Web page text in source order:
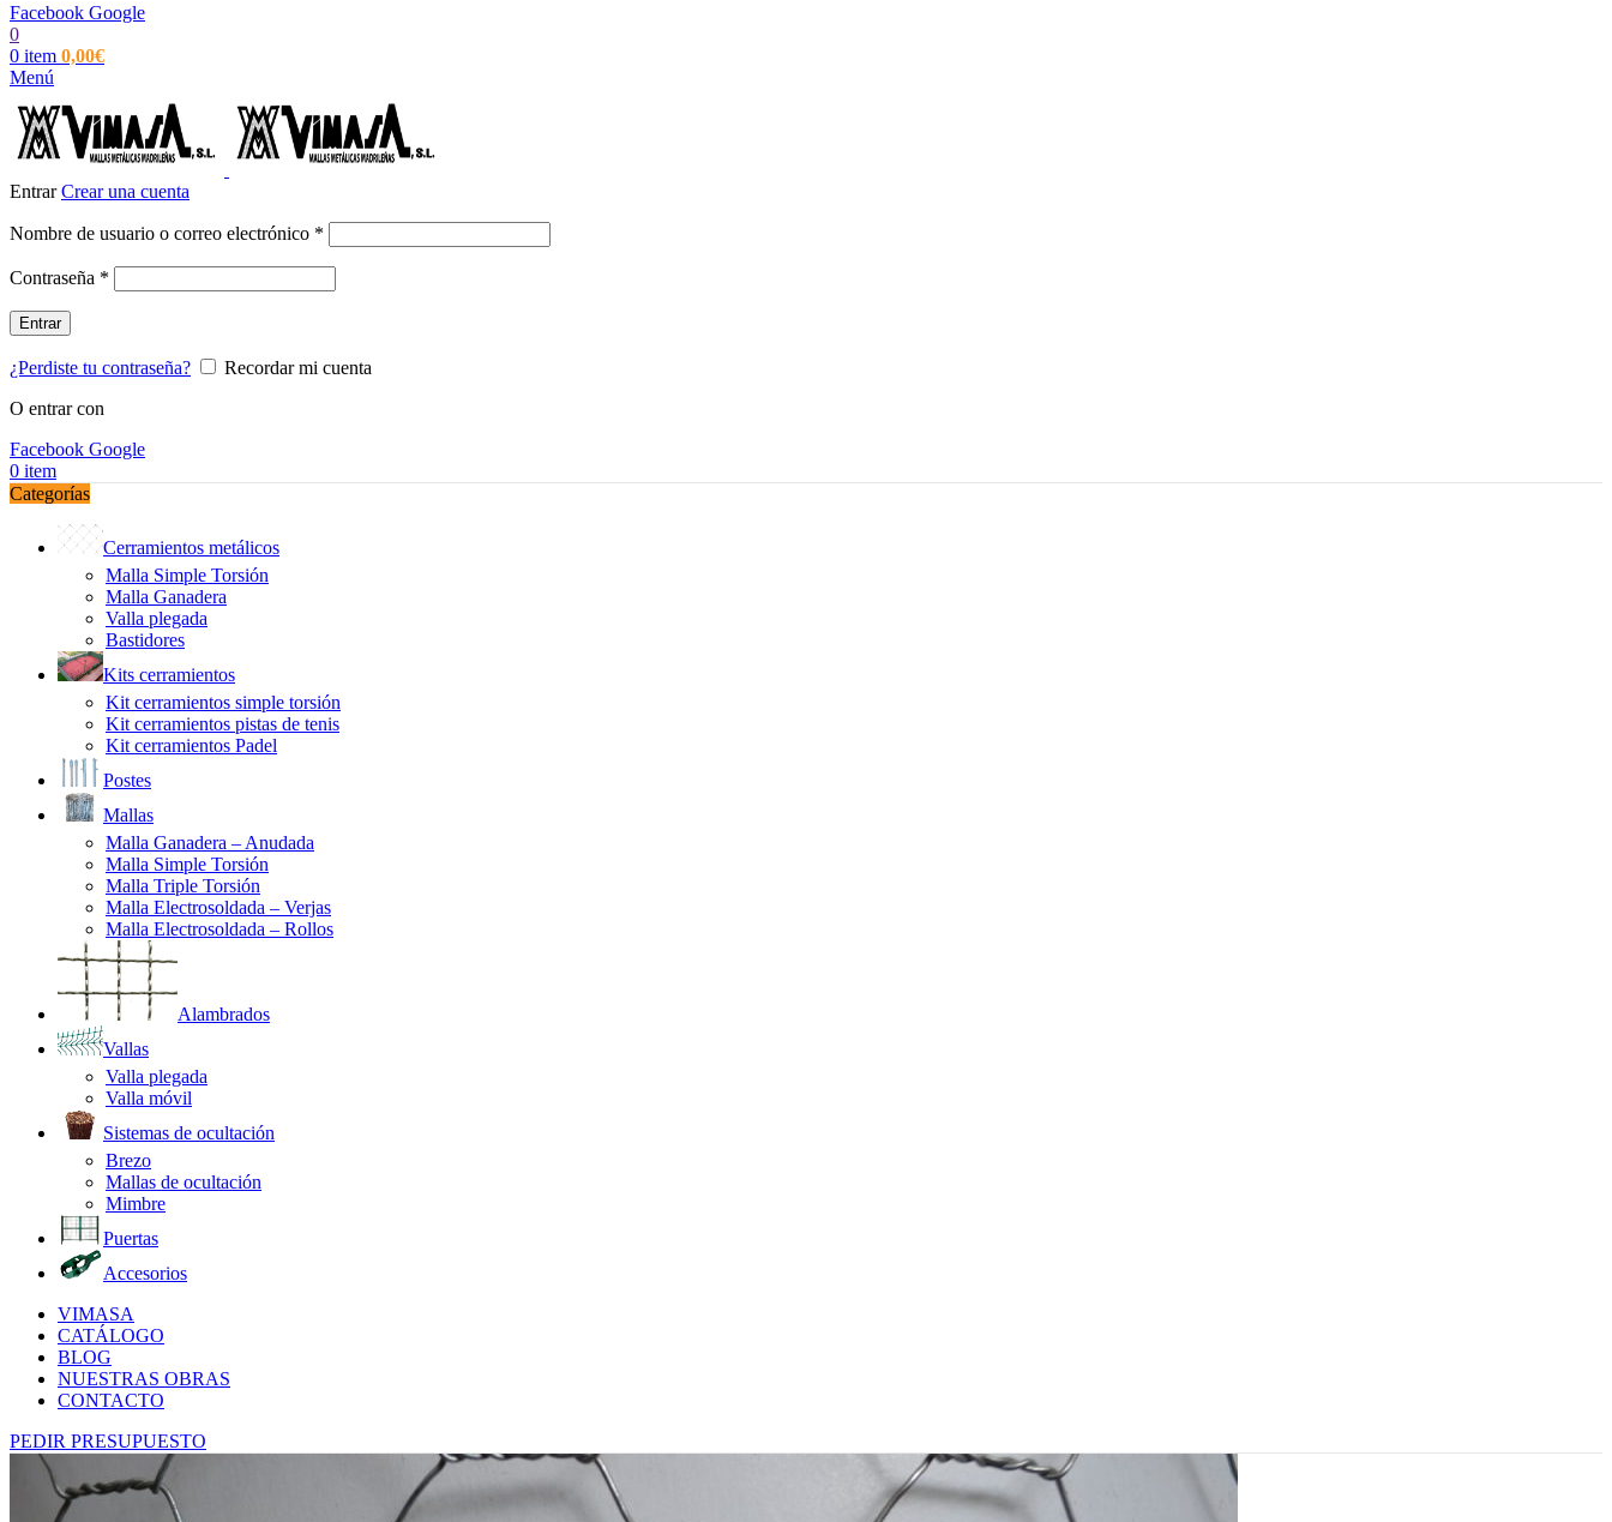
Facebook Google
0
0 item 0,00€
Menú
EntrarCrear una cuenta
Nombre de usuario o correo electrónico *
Contraseña *
Entrar
¿Perdiste tu contraseña?
Recordar mi cuenta
O entrar con
Facebook Google
0 item
Categorías
Cerramientos metálicos
Malla Simple Torsión
Malla Ganadera
Valla plegada
Bastidores
Kits cerramientos
Kit cerramientos simple torsión
Kit cerramientos pistas de tenis
Kit cerramientos Padel
Postes
Mallas
Malla Ganadera – Anudada
Malla Simple Torsión
Malla Triple Torsión
Malla Electrosoldada – Verjas
Malla Electrosoldada – Rollos
Alambrados
Vallas
Valla plegada
Valla móvil
Sistemas de ocultación
Brezo
Mallas de ocultación
Mimbre
Puertas
Accesorios
VIMASA
CATÁLOGO
BLOG
NUESTRAS OBRAS
CONTACTO
PEDIR PRESUPUESTO